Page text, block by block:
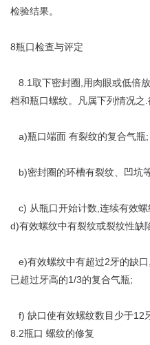
检验结果。
8瓶口检查与评定
8.1取下密封圈,用肉眼或低倍
档和瓶口螺纹。凡属下列情况之
a)瓶口端面 有裂纹的复合气瓶;
b)密封圈的环槽有裂纹、凹坑
c) 从瓶口开始计数,连续有效
d)有效螺纹中有裂纹或裂纹性缺
e)有效螺纹中有超过2牙的缺
已超过牙高的1/3的复合气瓶;
f) 缺口使有效螺纹数目少于12
8.2瓶口 螺纹的修复